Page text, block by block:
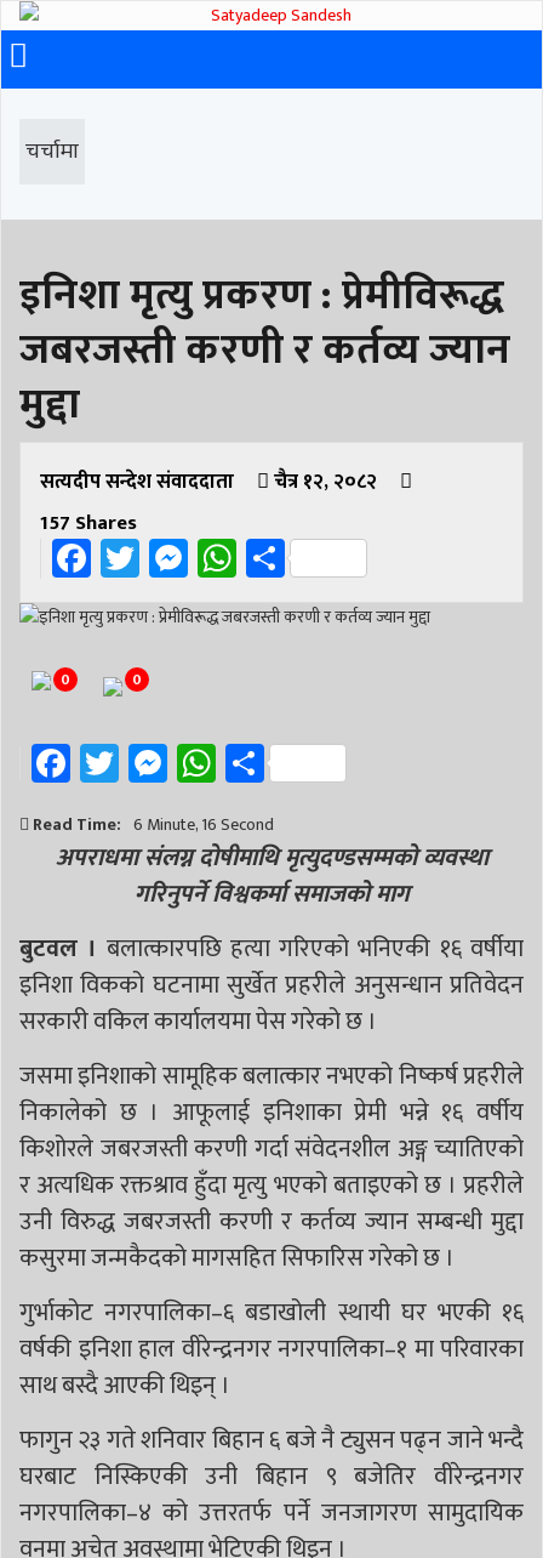
चर्चामा
इनिशा मृत्यु प्रकरण : प्रेमीविरूद्ध
जबरजस्ती करणी र कर्तव्य ज्यान
मुद्दा
सत्यदीप सन्देश संवाददाता
चैत्र १२, २०८२
157 Shares
Facebook
Twitter
Messenger
WhatsApp
Share
0 0
Facebook
Twitter
Messenger
WhatsApp
Share
Read Time: 6 Minute, 16 Second
अपराधमा संलग्न दोषीमाथि मृत्युदण्डसम्मको व्यवस्था
गरिनुपर्ने विश्वकर्मा समाजको माग
बुटवल । बलात्कारपछि हत्या गरिएको भनिएकी १६ वर्षीया
इनिशा विकको घटनामा सुर्खेत प्रहरीले अनुसन्धान प्रतिवेदन
सरकारी वकिल कार्यालयमा पेस गरेको छ ।
‎जसमा इनिशाको सामूहिक बलात्कार नभएको निष्कर्ष प्रहरीले
निकालेको छ । ‎आफूलाई इनिशाका प्रेमी भन्ने १६ वर्षीय
किशोरले जबरजस्ती करणी गर्दा संवेदनशील अङ्ग च्यातिएको
र अत्यधिक रक्तश्राव हुँदा मृत्यु भएको बताइएको छ । प्रहरीले
उनी विरुद्ध जबरजस्ती करणी र कर्तव्य ज्यान सम्बन्धी मुद्दा
कसुरमा जन्मकैदको मागसहित सिफारिस गरेको छ ।
‎गुर्भाकोट नगरपालिका–६ बडाखोली स्थायी घर भएकी १६
वर्षकी इनिशा हाल वीरेन्द्रनगर नगरपालिका–१ मा परिवारका
साथ बस्दै आएकी थिइन् ।
‎फागुन २३ गते शनिवार बिहान ६ बजे नै ट्युसन पढ्न जाने भन्दै
घरबाट निस्किएकी उनी बिहान ९ बजेतिर वीरेन्द्रनगर
नगरपालिका–४ को उत्तरतर्फ पर्ने जनजागरण सामुदायिक